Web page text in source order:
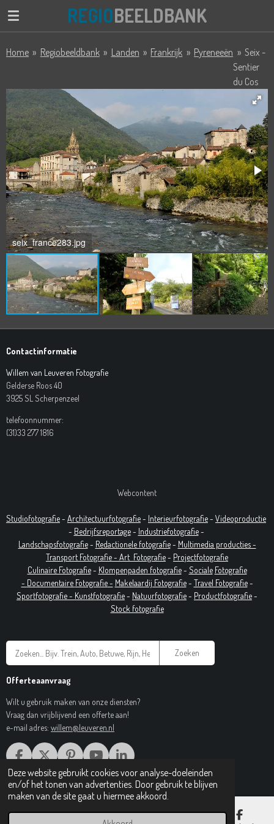
Deze website gebruikt cookies voor analyse-doeleinden
en/of het tonen van advertenties. Door gebruik te blijven
maken van de site gaat u hiermee akkoord.
Ga
de
REGIOBEELDBANK
Home » Regiobeeldbank » Landen » Frankrijk » Pyreneeën » Seix -
Sentier
du Cos
seix_france283.jpg
Contactinformatie
Willem van Leuveren Fotografie
Gelderse Roos 40
3925 SL Scherpenzeel
telefoonnummer:
(31)33 277 1816
Webcontent
Studiofotografie- Architectuurfotografie- Interieurfotografie- Videoproductie
- Bedrijfsreportage- Industriefotografie-
Landschapsfotografie- Redactionele fotografie- Multimedia producties -
Transport Fotografie - Art Fotografie- Projectfotografie
Culinaire Fotografie- Klompenpaden fotografie- Sociale Fotografie
- Documentaire Fotografie- Makelaardij Fotografie- Travel Fotografie-
Sportfotografie - Kunstfotografie- Natuurfotografie- Productfotografie-
Stock fotografie
Zoeken
Offerteaanvraag
Wilt u gebruik maken van onze diensten?
Vraag dan vrijblijvend een offerte aan!
e-mail adres: willem@leuveren.nl
F
A
C
E
X
P
I
N
T
Y
O
U
T
L
I
N
K
© 2017 Regiobeeldbank.nl